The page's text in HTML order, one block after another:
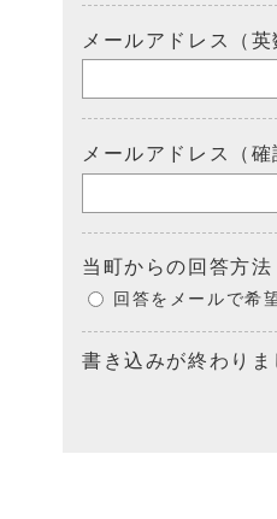
メールアドレス（
メールアドレス（
当町からの回答方法
回答をメールで希
書き込みが終わり